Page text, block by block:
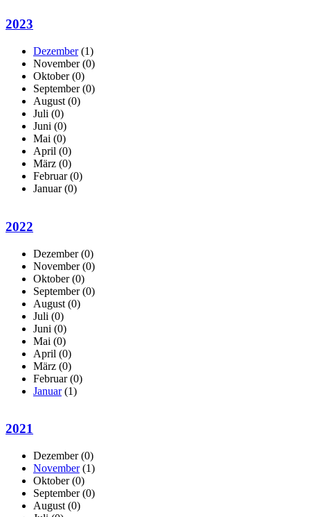
2023
Dezember (1)
November(0)
Oktober(0)
September(0)
August (0)
Juli (0)
Juni (0)
Mai (0)
April (0)
März (0)
Februar(0)
Januar(0)
2022
Dezember(0)
November(0)
Oktober(0)
September(0)
August (0)
Juli (0)
Juni (0)
Mai (0)
April (0)
März (0)
Februar(0)
Januar (1)
2021
Dezember(0)
November (1)
Oktober(0)
September(0)
August (0)